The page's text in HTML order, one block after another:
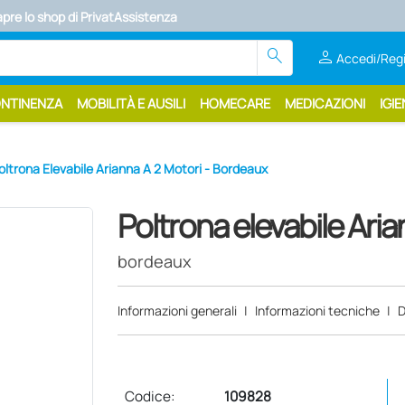
lo shop di PrivatAssistenza
search person Accedi/
MOBILITÀ E AUSILI HOMECARE MEDICAZIONI
Elevabile Arianna A 2 Motori - Bordeaux
Poltrona elevabile
bordeaux
Informazioni generali | Informazioni tecniche |
Codice:
109828